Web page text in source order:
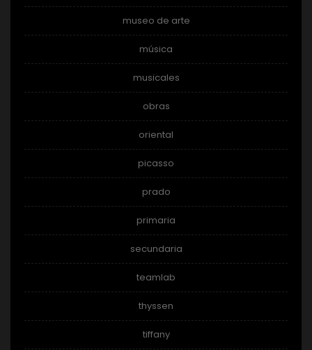
museo de arte
música
musicales
obras
oriental
picasso
prado
primaria
secundaria
teamlab
thyssen
tiffany